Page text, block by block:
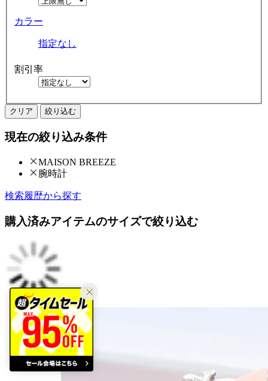
カラー
指定なし
割引率
クリア 絞り込む
現在の絞り込み条件
MAISON BREEZE
腕時計
検索履歴から探す
購入済みアイテムのサイズで絞り込む